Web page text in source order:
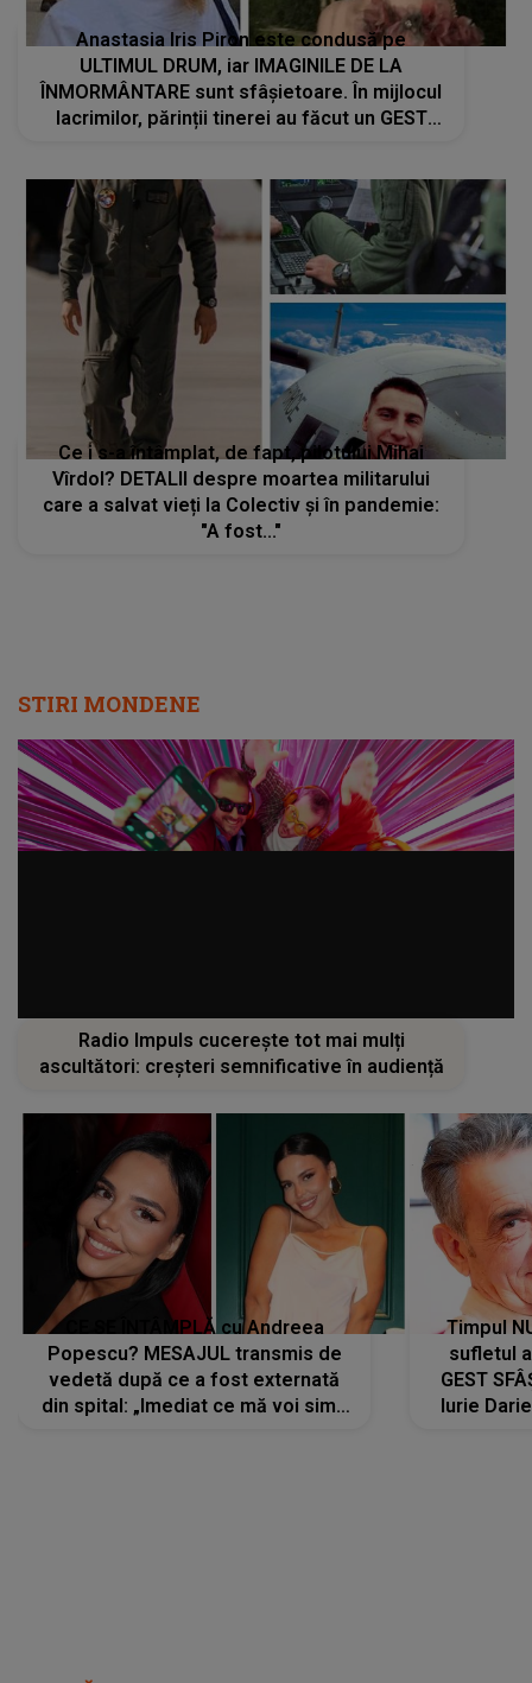
Anastasia Iris Piron este condusă pe
ULTIMUL DRUM, iar IMAGINILE DE LA
ÎNMORMÂNTARE sunt sfâșietoare. În mijlocul
lacrimilor, părinții tinerei au făcut un GEST
Te vom..."
Ce i s-a întâmplat, de fapt, pilotului Mihai
Vîrdol? DETALII despre moartea militarului
care a salvat vieți la Colectiv și în pandemie:
"A fost..."
STIRI MONDENE
Radio Impuls cucerește tot mai mulți
ascultători: creșteri semnificative în audiență
CE SE ÎNTÂMPLĂ cu Andreea
Popescu? MESAJUL transmis de
vedetă după ce a fost externată
din spital: „Imediat ce mă voi simți
Timpul
sufletul
GEST
Iurie